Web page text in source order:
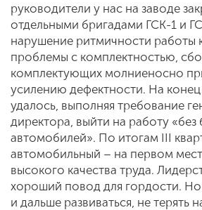
руководители у нас на заводе
отдельными бригадами ГСК-1 и
нарушение ритмичности работы
проблемы с комплектностью,
комплектующих молниеносно
усилению дефектности. На конец
удалось, выполняя требование
директора, выйти на работу «без
автомобилей». По итогам III
автомобильный – на первом
высокого качества труда.
хороший повод для гордости. Но
и дальше развиваться, не терять